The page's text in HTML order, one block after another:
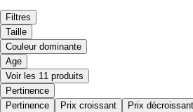
Filtres
Taille
Couleur dominante
Age
Voir les 11 produits
Pertinence
Pertinence
Prix croissant Prix décroissant